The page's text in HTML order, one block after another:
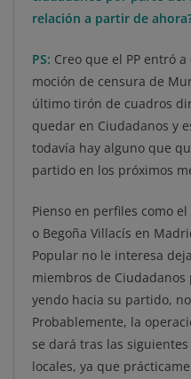
relación a partir de
PS: Creo que el PP entró
moción de censura de
último tirón de cuadros
quedar en Ciudadanos y
todavía hay alguno que
partido en los próximos
Pienso en perfiles como
o Begoña Villacís en
Popular no le interesa
miembros de
yendo hacia su partido,
Probablemente, la
se dará tras las
locales, ya que